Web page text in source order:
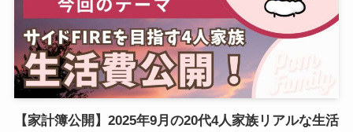
【家計簿公開】2025年9月の20代4人家族リアルな生活